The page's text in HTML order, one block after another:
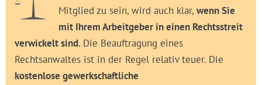
Mitglied zu sein, wird auch klar, wenn Sie
mit Ihrem Arbeitgeber in einen Rechtsstreit
verwickelt sind. Die Beauftragung eines
Rechtsanwaltes ist in der Regel relativ teuer. Die
kostenlose gewerkschaftliche